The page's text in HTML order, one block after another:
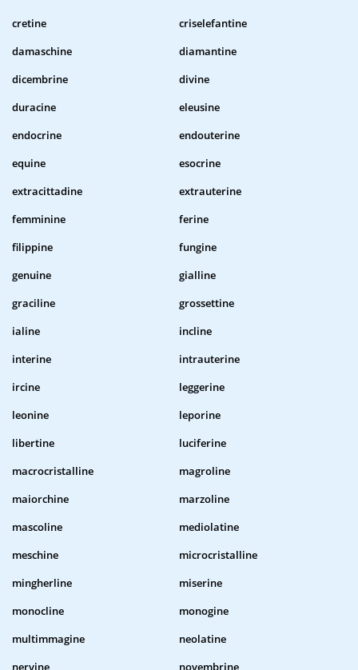
cretine
criselefantine
damaschine
diamantine
dicembrine
divine
duracine
eleusine
endocrine
endouterine
equine
esocrine
extracittadine
extrauterine
femminine
ferine
filippine
fungine
genuine
gialline
graciline
grossettine
ialine
incline
interine
intrauterine
ircine
leggerine
leonine
leporine
libertine
luciferine
macrocristalline
magroline
maiorchine
marzoline
mascoline
mediolatine
meschine
microcristalline
mingherline
miserine
monocline
monogine
multimmagine
neolatine
nervine
novembrine